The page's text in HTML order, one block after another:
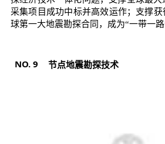
采集项目成功中标并高效运作；支撑
球第一大地震勘探合同，成为“一带一路
NO. 9 节点地震勘探技术